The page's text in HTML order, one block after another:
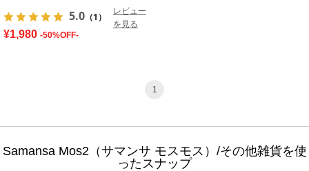
5.0 （1）
レビュー
を見る
¥1,980 -50%OFF-
1
Samansa Mos2（サマンサ モスモス）/その他雑貨を使
ったスナップ